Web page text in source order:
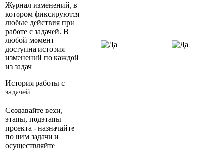
Журнал изменений, в
котором фиксируются
любые действия при
работе с задачей. В
любой момент
доступна история
изменений по каждой
из задач
История работы с
задачей
Создавайте вехи,
этапы, подэтапы
проекта - назначайте
по ним задачи и
осуществляйте